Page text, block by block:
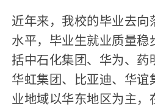
近年来，我校的毕业去向
水平，毕业生就业质量
括中石化集团、华为、药
华虹集团、比亚迪、华
业地域以华东地区为主